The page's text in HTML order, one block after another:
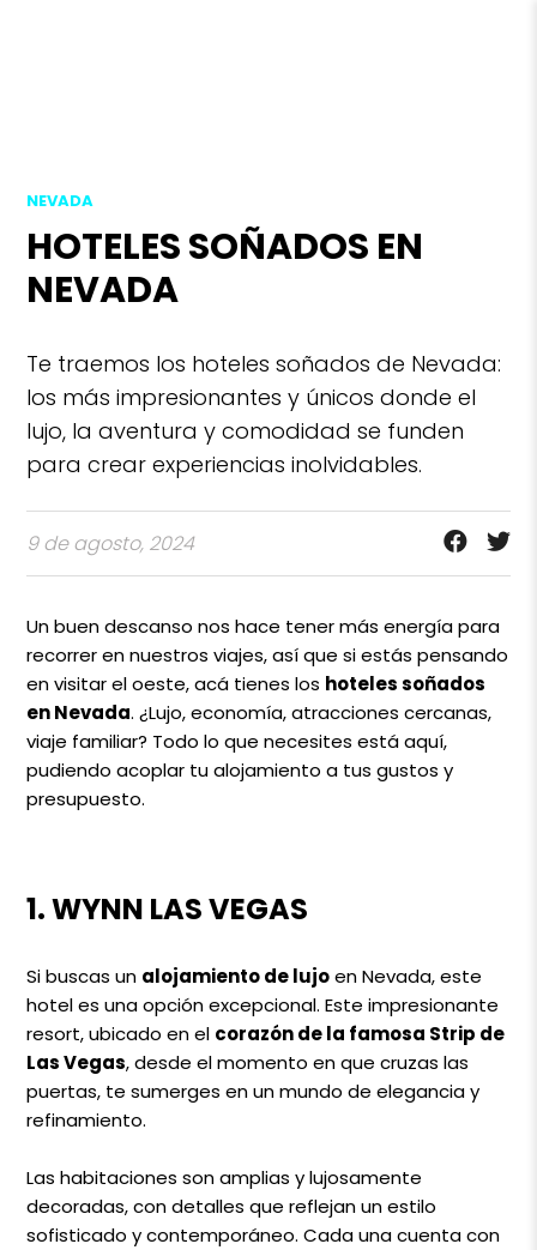
NEVADA
HOTELES SOÑADOS EN
NEVADA
Te traemos los hoteles soñados de Nevada:
los más impresionantes y únicos donde el
lujo, la aventura y comodidad se funden
para crear experiencias inolvidables.
9 de agosto, 2024
Un buen descanso nos hace tener más energía para
recorrer en nuestros viajes, así que si estás pensando
en visitar el oeste, acá tienes los hoteles soñados
en Nevada. ¿Lujo, economía, atracciones cercanas,
viaje familiar? Todo lo que necesites está aquí,
pudiendo acoplar tu alojamiento a tus gustos y
presupuesto.
1. WYNN LAS VEGAS
Si buscas un alojamiento de lujoen Nevada, este
hotel es una opción excepcional. Este impresionante
resort, ubicado en el corazón de la famosa Strip de
Las Vegas, desde el momento en que cruzas las
puertas, te sumerges en un mundo de elegancia y
refinamiento.
Las habitaciones son amplias y lujosamente
decoradas, con detalles que reflejan un estilo
sofisticado y contemporáneo. Cada una cuenta con